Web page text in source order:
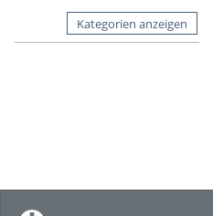
Kategorien anzeigen